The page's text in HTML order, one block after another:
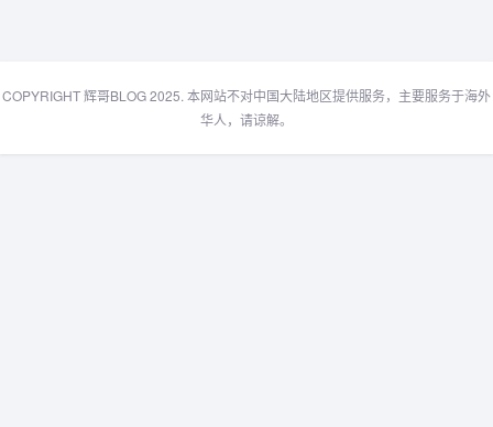
COPYRIGHT 辉哥BLOG 2025. 本网站不对中国大陆地区提供服务，主要服务于海外
华人，请谅解。